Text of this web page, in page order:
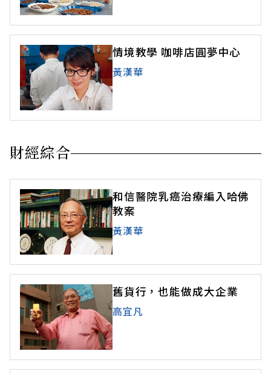
情境教學 咖啡店圓夢中心
黃漢華
財經綜合
和信醫院乳癌治療編入哈佛
教案
黃漢華
舊貨行，也能做成大企業
高宜凡